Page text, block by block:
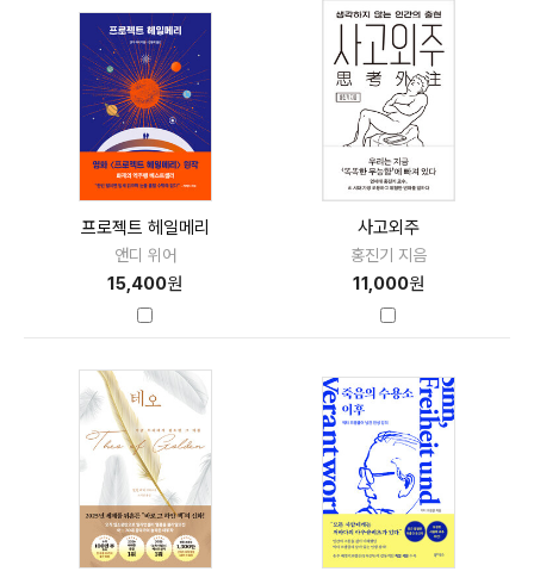
프로젝트 헤일메리
앤디 위어
15,400원
사고외주
홍진기 지음
11,000원